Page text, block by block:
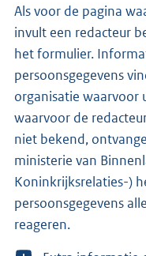
Als voor de pagina
invult een redacteur
het formulier.
persoonsgegevens
organisatie waarvoor
waarvoor de redacteur
niet bekend,
ministerie van
Koninkrijksrelaties-)
persoonsgegevens
reageren.